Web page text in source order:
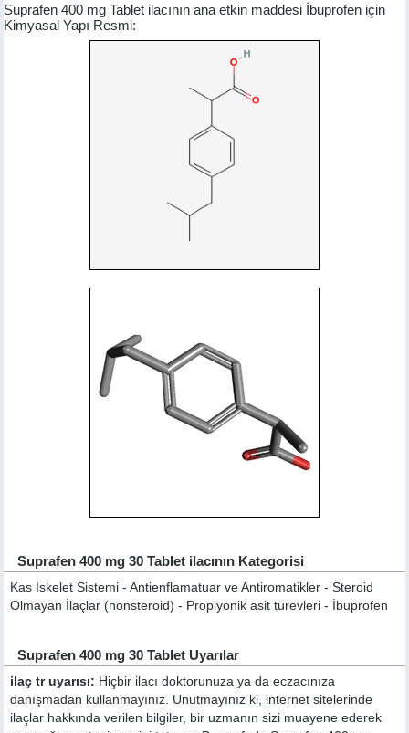
Suprafen 400 mg Tablet ilacının ana etkin maddesi İbuprofen için
Kimyasal Yapı Resmi:
Suprafen 400 mg 30 Tablet ilacının Kategorisi
Kas İskelet Sistemi - Antienflamatuar ve Antiromatikler - Steroid
Olmayan İlaçlar (nonsteroid) - Propiyonik asit türevleri - İbuprofen
Suprafen 400 mg 30 Tablet Uyarılar
ilaç tr uyarısı: Hiçbir ilacı doktorunuza ya da eczacınıza
danışmadan kullanmayınız. Unutmayınız ki, internet sitelerinde
ilaçlar hakkında verilen bilgiler, bir uzmanın sizi muayene ederek